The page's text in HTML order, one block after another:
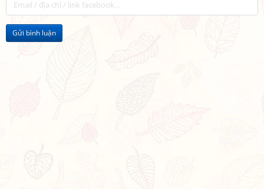
Gửi bình luận